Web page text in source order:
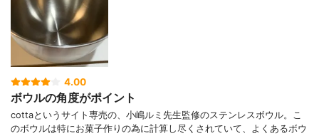
4.00
ボウルの角度がポイント
cottaというサイト専売の、小嶋ルミ先生監修のステンレスボウル。こ
のボウルは特にお菓子作りの為に計算し尽くされていて、よくあるボウ